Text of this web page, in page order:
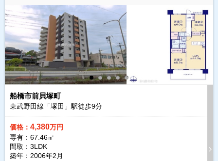
船橋市前貝塚町
東武野田線「塚田」駅徒歩9分
価格： 4,380万円
専有：67.46㎡
間取：3LDK
築年：2006年2月